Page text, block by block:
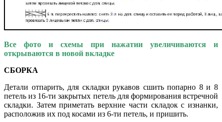
Все фото и схемы при нажатии увеличиваются и
открываются в новой вкладке
СБОРКА
Детали отпарить, для складки рукавов сшить попарно 8 и 8
петель из 16-ти закрытых петель для формирования встречной
складки. Затем приметать верхние части складок с изнанки,
расположив их под косами из 6-ти петель, и пришить.